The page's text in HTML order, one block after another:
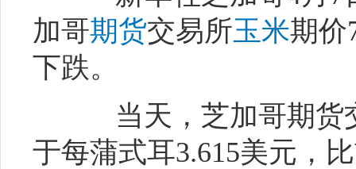
加哥期货交易所玉米期价
下跌。
当天，芝加哥期货
于每蒲式耳3.615美元，